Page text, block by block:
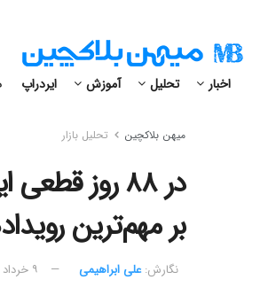
اخبار تحلیل آموزش ایردراپ
میهن بلاکچین تحلیل بازار
در ۸۸ روز
بر مهم‌ترین
نگارش:‌ علی ابراهیمی ۹ خرداد ۱۴۰۵ - ۱۷:۰۳